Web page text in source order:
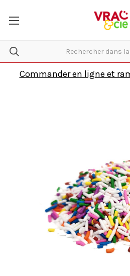
Commander en ligne et